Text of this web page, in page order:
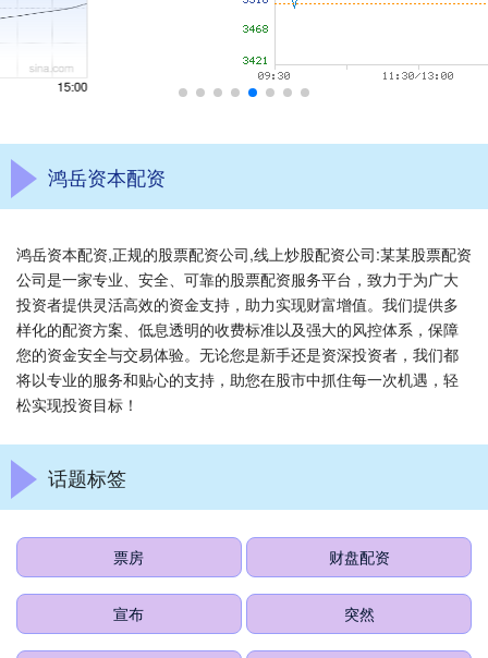
鸿岳资本配资
鸿岳资本配资,正规的股票配资公司,线上炒股配资公司:某某股票配资
公司是一家专业、安全、可靠的股票配资服务平台，致力于为广大
投资者提供灵活高效的资金支持，助力实现财富增值。我们提供多
样化的配资方案、低息透明的收费标准以及强大的风控体系，保障
您的资金安全与交易体验。无论您是新手还是资深投资者，我们都
将以专业的服务和贴心的支持，助您在股市中抓住每一次机遇，轻
松实现投资目标！
话题标签
票房 财盘配资
宣布 突然